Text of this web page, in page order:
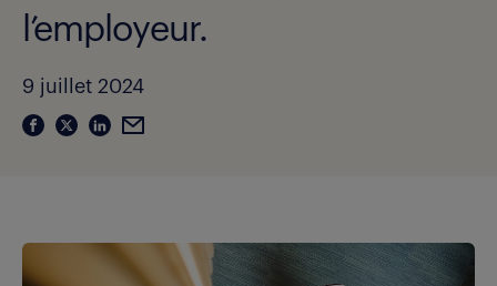
l’employeur.
9 juillet 2024